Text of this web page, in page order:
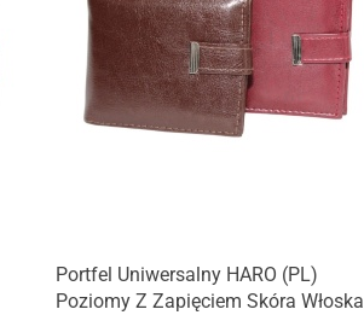
Portfel Uniwersalny HARO (PL)
Poziomy Z Zapięciem Skóra Włoska